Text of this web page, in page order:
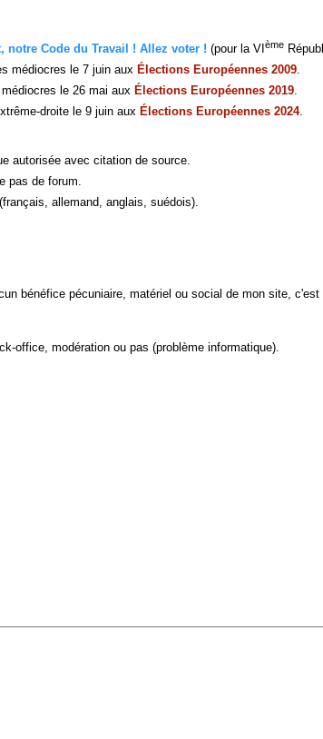
notre Code du Travail ! Allez voter ! (pour la VI ème
médiocres le 7 juin aux Élections Européennes 2009.
le 26 mai aux Élections Européennes 2019.
droite le 9 juin aux Élections Européennes 2024.
autorisée avec citation de source.
pas de forum.
allemand, anglais, suédois).
bénéfice pécuniaire, matériel ou social de mon site,
office, modération ou pas (problème informatique).